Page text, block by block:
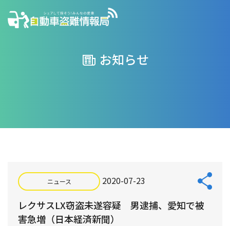
お知らせ
ニュース 2020-07-23
レクサスLX窃盗未遂容疑 男逮捕、愛知で被
害急増（日本経済新聞）